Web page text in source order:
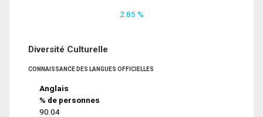
2.85 %
Diversité Culturelle
CONNAISSANCE DES LANGUES OFFICIELLES
Anglais
% de personnes
90.04